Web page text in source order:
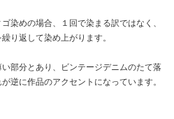
染めの場合、１回で染まる訳ではなく、
り返して染め上がります。
部分とあり、ビンテージデニムのたて落
逆に作品のアクセントになっています。